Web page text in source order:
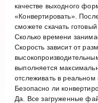
качестве выходного
«Конвертировать».
сможете скачать
Сколько времени
Скорость зависит от
выполняется
отслеживать в реальном
Безопасно ли
Да. Все загруженные